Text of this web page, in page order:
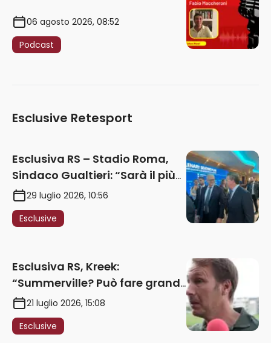
06 agosto 2026, 08:52
Podcast
Esclusive Retesport
Esclusiva RS – Stadio Roma,
Sindaco Gualtieri: “Sarà il più
iconico del mondo. Assoluta
unità politica. Prima pietra nel
2027. Ricorsi strumentali?
29 luglio 2026, 10:56
Esclusive
Esclusiva RS, Kreek:
“Summerville? Può fare grandi
cose in Serie A. Godts deve
maturare esperienza per
giocare nella Roma”
21 luglio 2026, 15:08
Esclusive